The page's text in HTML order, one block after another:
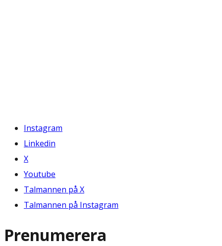
Instagram
Linkedin
X
Youtube
Talmannen på X
Talmannen på Instagram
Prenumerera